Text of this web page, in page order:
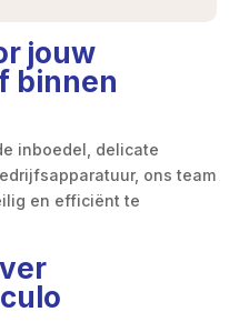
jouw
binnen
inboedel, delicate
ons team
en efficiënt te